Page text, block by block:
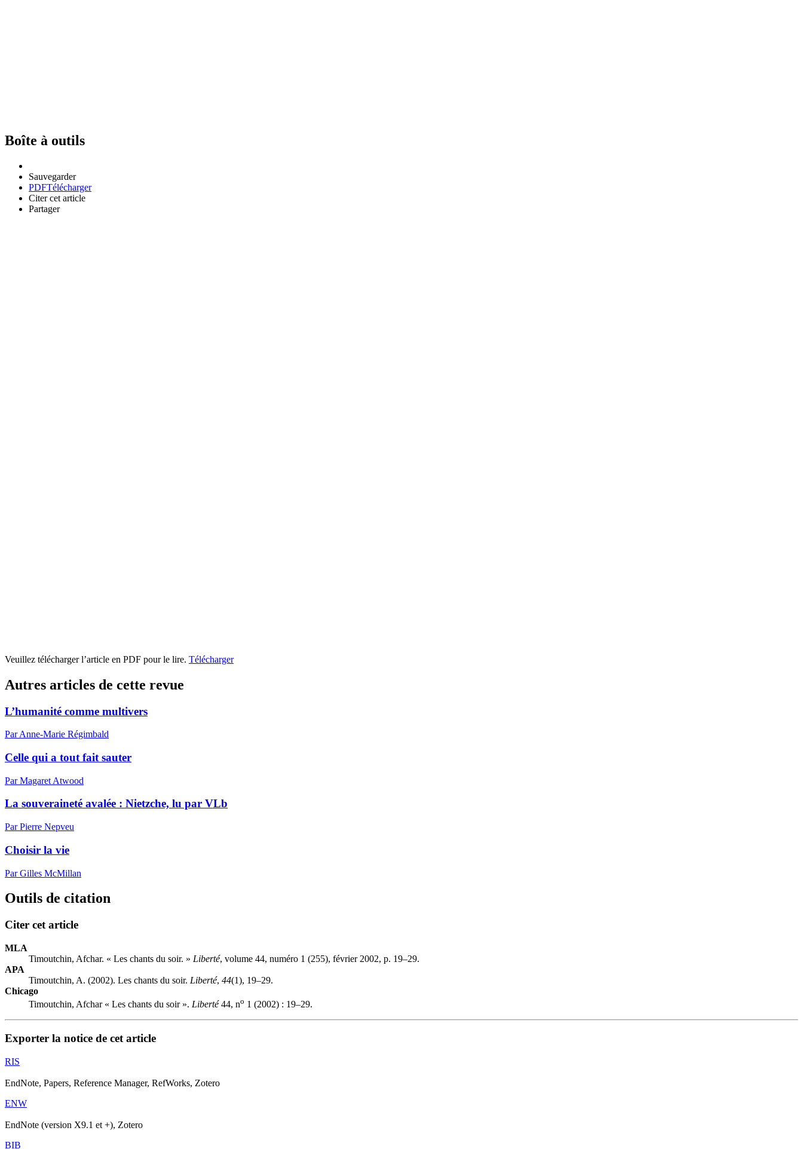
Boîte à outils
Sauvegarder
PDFTélécharger
Citer cet article
Partager
Veuillez télécharger l’article en PDF pour le lire. Télécharger
Autres articles de cette revue
L’humanité comme multivers
Par Anne-Marie Régimbald
Celle qui a tout fait sauter
Par Magaret Atwood
La souveraineté avalée : Nietzche, lu par VLb
Par Pierre Nepveu
Choisir la vie
Par Gilles McMillan
Outils de citation
Citer cet article
MLA
Timoutchin, Afchar. « Les chants du soir. » Liberté, volume 44, numéro 1 (255), février 2002, p. 19–29.
APA
Timoutchin, A. (2002). Les chants du soir. Liberté, 44(1), 19–29.
Chicago
Timoutchin, Afchar « Les chants du soir ». Liberté44, no 1 (2002) : 19–29.
Exporter la notice de cet article
RIS
EndNote, Papers, Reference Manager, RefWorks, Zotero
ENW
EndNote (version X9.1 et +), Zotero
BIB